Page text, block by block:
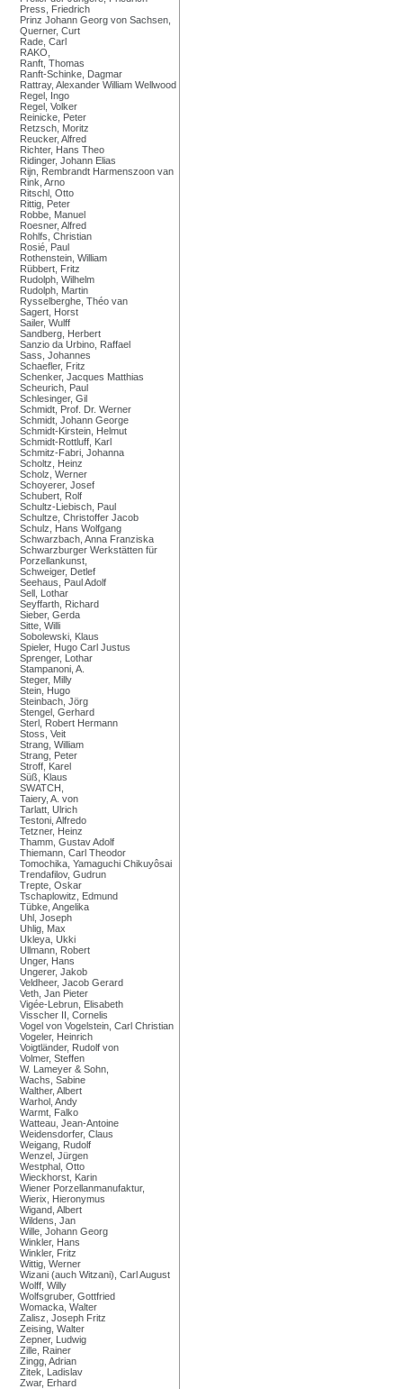
Press, Friedrich
Prinz Johann Georg von Sachsen,
Querner, Curt
Rade, Carl
RAKO,
Ranft, Thomas
Ranft-Schinke, Dagmar
Rattray, Alexander William Wellwood
Regel, Ingo
Regel, Volker
Reinicke, Peter
Retzsch, Moritz
Reucker, Alfred
Richter, Hans Theo
Ridinger, Johann Elias
Rijn, Rembrandt Harmenszoon van
Rink, Arno
Ritschl, Otto
Rittig, Peter
Robbe, Manuel
Roesner, Alfred
Rohlfs, Christian
Rosié, Paul
Rothenstein, William
Rübbert, Fritz
Rudolph, Wilhelm
Rudolph, Martin
Rysselberghe, Théo van
Sagert, Horst
Sailer, Wulff
Sandberg, Herbert
Sanzio da Urbino, Raffael
Sass, Johannes
Schaefler, Fritz
Schenker, Jacques Matthias
Scheurich, Paul
Schlesinger, Gil
Schmidt, Prof. Dr. Werner
Schmidt, Johann George
Schmidt-Kirstein, Helmut
Schmidt-Rottluff, Karl
Schmitz-Fabri, Johanna
Scholtz, Heinz
Scholz, Werner
Schoyerer, Josef
Schubert, Rolf
Schultz-Liebisch, Paul
Schultze, Christoffer Jacob
Schulz, Hans Wolfgang
Schwarzbach, Anna Franziska
Schwarzburger Werkstätten für
Porzellankunst,
Schweiger, Detlef
Seehaus, Paul Adolf
Sell, Lothar
Seyffarth, Richard
Sieber, Gerda
Sitte, Willi
Sobolewski, Klaus
Spieler, Hugo Carl Justus
Sprenger, Lothar
Stampanoni, A.
Steger, Milly
Stein, Hugo
Steinbach, Jörg
Stengel, Gerhard
Sterl, Robert Hermann
Stoss, Veit
Strang, William
Strang, Peter
Stroff, Karel
Süß, Klaus
SWATCH,
Taiery, A. von
Tarlatt, Ulrich
Testoni, Alfredo
Tetzner, Heinz
Thamm, Gustav Adolf
Thiemann, Carl Theodor
Tomochika, Yamaguchi Chikuyôsai
Trendafilov, Gudrun
Trepte, Oskar
Tschaplowitz, Edmund
Tübke, Angelika
Uhl, Joseph
Uhlig, Max
Ukleya, Ukki
Ullmann, Robert
Unger, Hans
Ungerer, Jakob
Veldheer, Jacob Gerard
Veth, Jan Pieter
Vigée-Lebrun, Elisabeth
Visscher II, Cornelis
Vogel von Vogelstein, Carl Christian
Vogeler, Heinrich
Voigtländer, Rudolf von
Volmer, Steffen
W. Lameyer & Sohn,
Wachs, Sabine
Walther, Albert
Warhol, Andy
Warmt, Falko
Watteau, Jean-Antoine
Weidensdorfer, Claus
Weigang, Rudolf
Wenzel, Jürgen
Westphal, Otto
Wieckhorst, Karin
Wiener Porzellanmanufaktur,
Wierix, Hieronymus
Wigand, Albert
Wildens, Jan
Wille, Johann Georg
Winkler, Hans
Winkler, Fritz
Wittig, Werner
Wizani (auch Witzani), Carl August
Wolff, Willy
Wolfsgruber, Gottfried
Womacka, Walter
Zalisz, Joseph Fritz
Zeising, Walter
Zepner, Ludwig
Zille, Rainer
Zingg, Adrian
Zitek, Ladislav
Zwar, Erhard